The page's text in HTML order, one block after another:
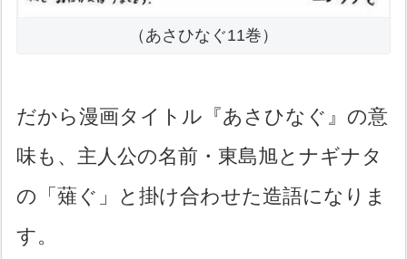
（あさひなぐ11巻）
だから漫画タイトル『あさひなぐ』の意
味も、主人公の名前・東島旭とナギナタ
の「薙ぐ」と掛け合わせた造語になりま
す。